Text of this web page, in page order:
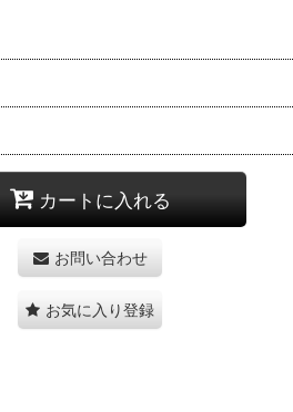
カートに入れる
お問い合わせ
お気に入り登録